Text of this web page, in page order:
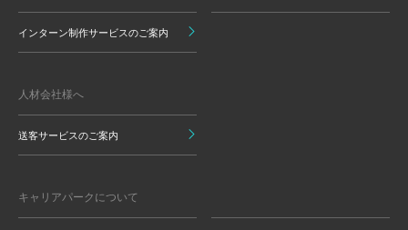
インターン制作サービスのご案内
人材会社様へ
送客サービスのご案内
キャリアパークについて